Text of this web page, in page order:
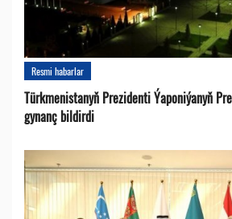
Resmi habarlar
Türkmenistanyň Prezidenti Ýaponiýanyň
gynanç bildirdi